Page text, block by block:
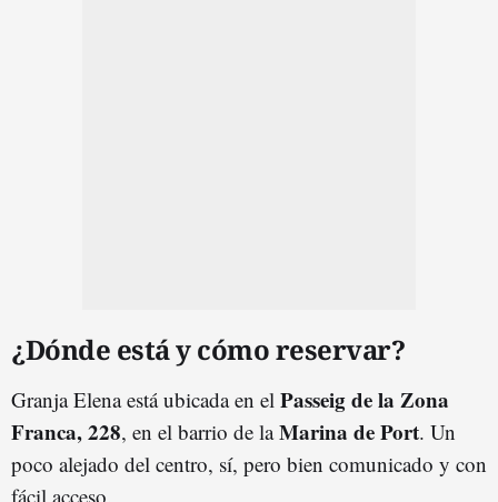
¿Dónde está y cómo reservar?
Granja Elena está ubicada en el Passeig de la Zona
Franca, 228, en el barrio de laMarina de Port. Un
poco alejado del centro, sí, pero bien comunicado y con
fácil acceso.